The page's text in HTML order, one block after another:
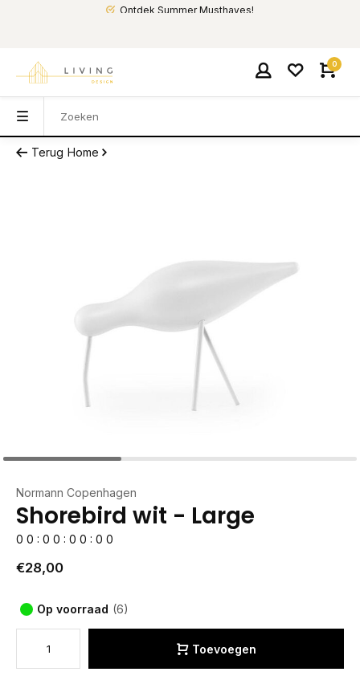
Ontdek Summer Musthaves!
0
Terug Home
Normann Copenhagen
Shorebird wit - Large
0 0 : 0 0 : 0 0 : 0 0
€28,00
Op voorraad (6)
Toevoegen